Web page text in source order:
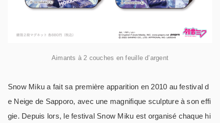
Aimants à 2 couches en feuille d’argent
Snow Miku a fait sa première apparition en 2010 au festival d
e Neige de Sapporo, avec une magnifique sculpture à son effi
gie. Depuis lors, le festival Snow Miku est organisé chaque hi